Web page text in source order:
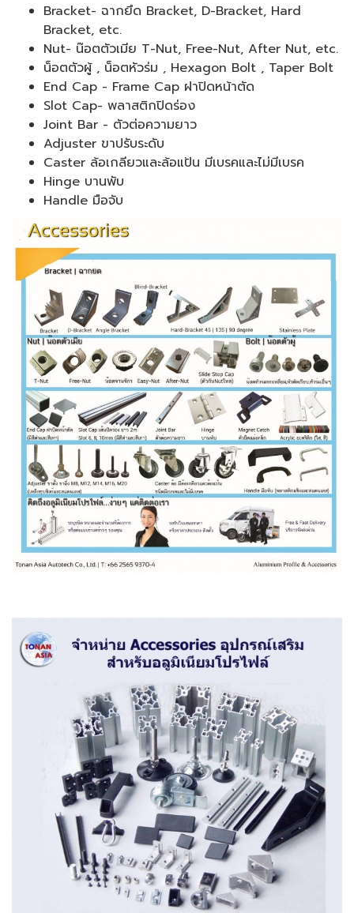
Bracket- ฉากยึด Bracket, D-Bracket, Hard
Bracket, etc.
Nut- น๊อตตัวเมีย T-Nut, Free-Nut, After Nut, etc.
น็อตตัวผู้ , น็อตหัวร่ม , Hexagon Bolt , Taper Bolt
End Cap - Frame Cap ฝาปิดหน้าตัด
Slot Cap- พลาสติกปิดร่อง
Joint Bar - ตัวต่อความยาว
Adjuster ขาปรับระดับ
Caster ล้อเกลียวและล้อแป้น มีเบรคและไม่มีเบรค
Hinge บานพับ
Handle มือจับ